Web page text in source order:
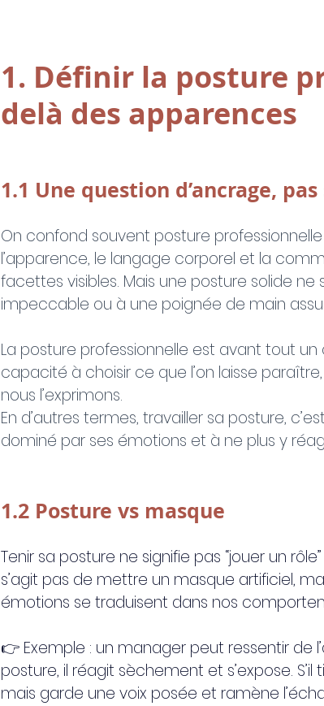
1. Définir la posture
delà des apparences
1.1 Une question d’ancrage,
On confond souvent posture
l’apparence, le langage corporel et la
facettes visibles. Mais une posture solide
impeccable ou à une poignée de main
La posture professionnelle est avant tout
capacité à choisir ce que l’on laisse
nous l’exprimons.
En d’autres termes, travailler sa posture,
dominé par ses émotions et à ne plus y
1.2 Posture vs masque
Tenir sa posture ne signifie pas “jouer un
s’agit pas de mettre un masque artificiel,
émotions se traduisent dans nos
👉 Exemple : un manager peut ressentir de
posture, il réagit sèchement et s’expose.
mais garde une voix posée et ramène